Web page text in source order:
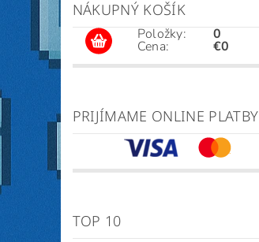
NÁKUPNÝ KOŠÍK
Položky:
Cena:
0
€0
PRIJÍMAME ONLINE PLATBY
TOP 10